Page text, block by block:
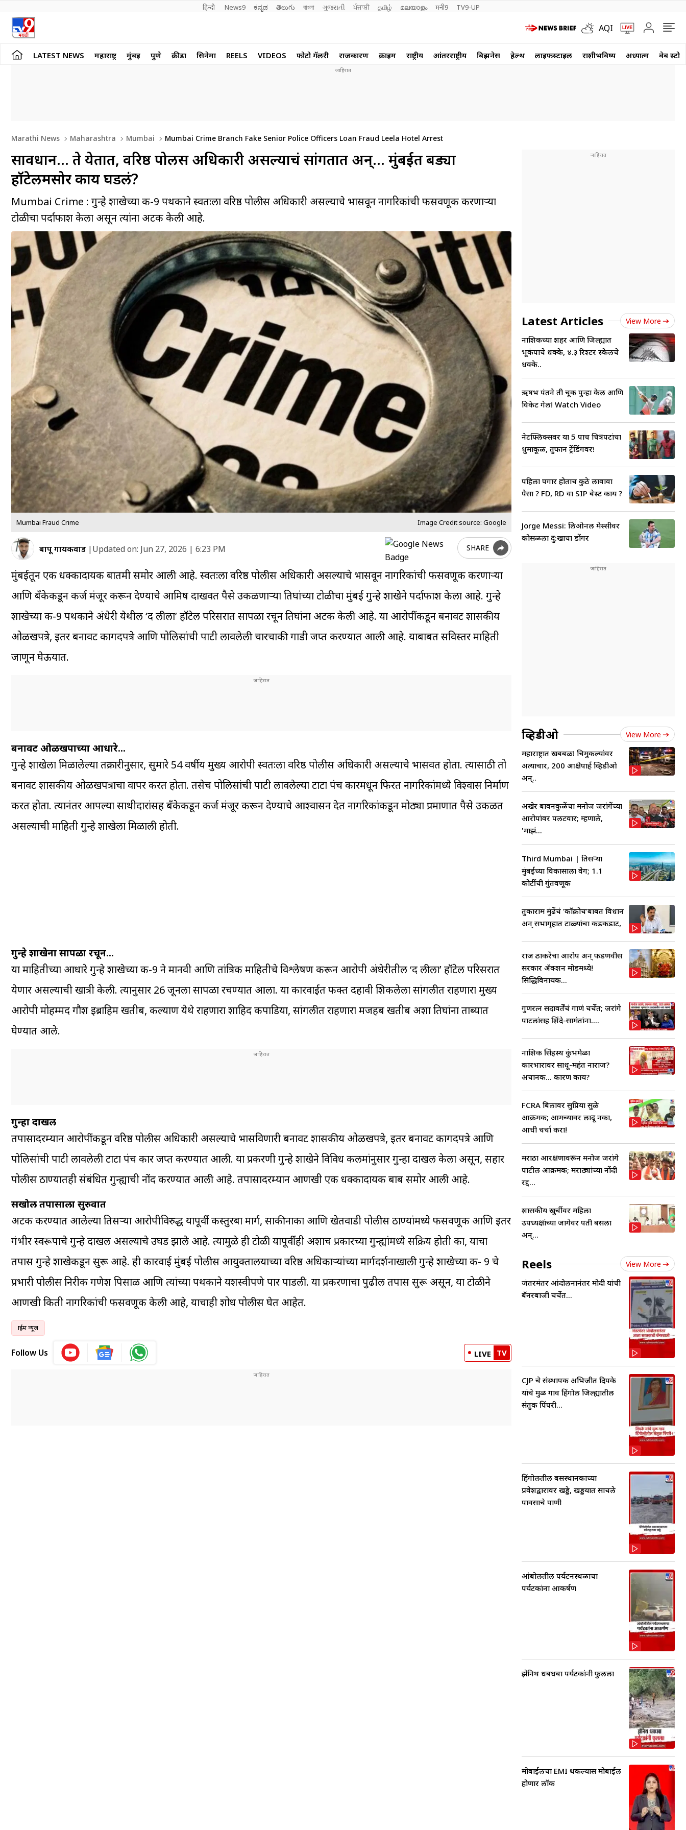
हिन्दी News9 ಕನ್ನಡ తెలుగు বাংলা ગુજરાતી ਪੰਜਾਬੀ தமிழ் മലയാളം मनी9 TV9-UP
AQI
LATEST NEWS महाराष्ट्र मुंबई पुणे क्रीडा सिनेमा REELS VIDEOS फोटो गॅलरी राजकारण क्राईम राष्ट्रीय आंतरराष्ट्रीय बिझनेस हेल्थ लाईफस्टाईल राशीभविष्य अध्यात्म वेब
Marathi News Maharashtra Mumbai Mumbai Crime Branch Fake Senior Police Officers Loan Fraud Leela Hotel Arrest
सावधान… ते येतात, वरिष्ठ पोलीस अधिकारी असल्याचं सांगतात अन्… मुंबईत बड्या
हॉटेलमसोर काय घडलं?
Mumbai Crime : गुन्हे शाखेच्या कक्ष-9 पथकाने स्वतःला वरिष्ठ पोलीस अधिकारी असल्याचे भासवून नागरिकांची फसवणूक करणाऱ्या
टोळीचा पर्दाफाश केला असून त्यांना अटक केली आहे.
Mumbai Fraud Crime Image Credit source: Google
बापू गायकवाड |Updated on: Jun 27, 2026 | 6:23 PM SHARE
मुंबईतून एक धक्कादायक बातमी समोर आली आहे. स्वतःला वरिष्ठ पोलीस अधिकारी असल्याचे भासवून नागरिकांची फसवणूक करणाऱ्या
आणि बँकेकडून कर्ज मंजूर करून देण्याचे आमिष दाखवत पैसे उकळणाऱ्या तिघांच्या टोळीचा मुंबई गुन्हे शाखेने पर्दाफाश केला आहे. गुन्हे
शाखेच्या कक्ष-9 पथकाने अंधेरी येथील ‘द लीला’ हॉटेल परिसरात सापळा रचून तिघांना अटक केली आहे. या आरोपींकडून बनावट शासकीय
ओळखपत्रे, इतर बनावट कागदपत्रे आणि पोलिसांची पाटी लावलेली चारचाकी गाडी जप्त करण्यात आली आहे. याबाबत सविस्तर माहिती
जाणून घेऊयात.
बनावट ओळखपत्राच्या आधारे…
गुन्हे शाखेला मिळालेल्या तक्रारीनुसार, सुमारे 54 वर्षीय मुख्य आरोपी स्वतःला वरिष्ठ पोलीस अधिकारी असल्याचे भासवत होता. त्यासाठी तो
बनावट शासकीय ओळखपत्राचा वापर करत होता. तसेच पोलिसांची पाटी लावलेल्या टाटा पंच कारमधून फिरत नागरिकांमध्ये विश्वास निर्माण
करत होता. त्यानंतर आपल्या साथीदारांसह बँकेकडून कर्ज मंजूर करून देण्याचे आश्वासन देत नागरिकांकडून मोठ्या प्रमाणात पैसे उकळत
असल्याची माहिती गुन्हे शाखेला मिळाली होती.
गुन्हे शाखेना सापळा रचून…
या माहितीच्या आधारे गुन्हे शाखेच्या कक्ष-9 ने मानवी आणि तांत्रिक माहितीचे विश्लेषण करून आरोपी अंधेरीतील ‘द लीला’ हॉटेल परिसरात
येणार असल्याची खात्री केली. त्यानुसार 26 जूनला सापळा रचण्यात आला. या कारवाईत फक्त दहावी शिकलेला सांगलीत राहणारा मुख्य
आरोपी मोहम्मद गौश इब्राहिम खतीब, कल्याण येथे राहणारा शाहिद कपाडिया, सांगलीत राहणारा मजहब खतीब अशा तिघांना ताब्यात
घेण्यात आले.
गुन्हा दाखल
तपासादरम्यान आरोपींकडून वरिष्ठ पोलीस अधिकारी असल्याचे भासविणारी बनावट शासकीय ओळखपत्रे, इतर बनावट कागदपत्रे आणि
पोलिसांची पाटी लावलेली टाटा पंच कार जप्त करण्यात आली. या प्रकरणी गुन्हे शाखेने विविध कलमांनुसार गुन्हा दाखल केला असून, सहार
पोलीस ठाण्यातही संबंधित गुन्ह्याची नोंद करण्यात आली आहे. तपासादरम्यान आणखी एक धक्कादायक बाब समोर आली आहे.
सखोल तपासाला सुरुवात
अटक करण्यात आलेल्या तिसऱ्या आरोपीविरुद्ध यापूर्वी कस्तुरबा मार्ग, साकीनाका आणि खेतवाडी पोलीस ठाण्यांमध्ये फसवणूक आणि इतर
गंभीर स्वरूपाचे गुन्हे दाखल असल्याचे उघड झाले आहे. त्यामुळे ही टोळी यापूर्वीही अशाच प्रकारच्या गुन्ह्यांमध्ये सक्रिय होती का, याचा
तपास गुन्हे शाखेकडून सुरू आहे. ही कारवाई मुंबई पोलीस आयुक्तालयाच्या वरिष्ठ अधिकाऱ्यांच्या मार्गदर्शनाखाली गुन्हे शाखेच्या कक्ष- 9 चे
प्रभारी पोलीस निरीक्षक गणेश पिसाळ आणि त्यांच्या पथकाने यशस्वीपणे पार पाडली. या प्रकरणाचा पुढील तपास सुरू असून, या टोळीने
आणखी किती नागरिकांची फसवणूक केली आहे, याचाही शोध पोलीस घेत आहेत.
क्राईम न्यूज
Follow Us LIVE TV
Latest Articles View More
नाशिकच्या शहर आणि जिल्ह्यात
भूकंपाचे धक्के, ४.३ रिश्टर स्केलचे
धक्के..
ऋषभ पंतने ती चूक पुन्हा केली आणि
विकेट गेली! Watch Video
नेटफ्लिक्सवर या 5 पाच चित्रपटांचा
धुमाकूळ, तुफान ट्रेंडिंगवर!
पहिला पगार होताच कुठे लावावा
पैसा ? FD, RD वा SIP बेस्ट काय ?
Jorge Messi: लिओनल मेस्सीवर
कोसळला दु:खाचा डोंगर
व्हिडीओ View More
महाराष्ट्रात खबबळ! चिमुकल्यांवर
अत्याचार, 200 आक्षेपार्ह व्हिडीओ
अन्..
अखेर बावनकुळेंचा मनोज जरांगेंच्या
आरोपांवर पलटवार; म्हणाले,
'माझं...
Third Mumbai | तिसऱ्या
मुंबईच्या विकासाला वेग; 1.1
कोटींची गुंतवणूक
तुकाराम मुंढेंचं ‘कॉक्रोच’बाबत विधान
अन् सभागृहात टाळ्यांचा कडकडाट,
राज ठाकरेंचा आरोप अन् फडणवीस
सरकार ॲक्शन मोडमध्ये!
सिद्धिविनायक...
गुणरत्न सदावर्तेंचं गाणं चर्चेत; जरांगे
पाटलांसह शिंदे-सामंतांना....
नाशिक सिंहस्थ कुंभमेळा
कारभारावर साधू-महंत नाराज?
अचानक... कारण काय?
FCRA बिलावर सुप्रिया सुळे
आक्रमक; आमच्यावर लादू नका,
आधी चर्चा करा!
मराठा आरक्षणावरून मनोज जरांगे
पाटील आक्रमक; मराठ्यांच्या नोंदी
रद्द...
शासकीय खुर्चीवर महिला
उपध्यक्षांच्या जागेवर पती बसला
अन्...
Reels View More
जंतरमंतर आंदोलनानंतर मोदी यांची
बॅनरबाजी चर्चेत...
CJP चे संस्थापक अभिजीत दिपके
यांचे मुळ गाव हिंगोली जिल्ह्यातील
संतुक पिंपरी...
हिंगोलीतील बसस्थानकाच्या
प्रवेशद्वारावर खड्डे, खड्डयात साचले
पावसाचे पाणी
आंबोलीतील पर्यटनस्थळाचा
पर्यटकांना आकर्षण
झेनिथ धबधबा पर्यटकांनी फुलला
मोबाईलचा EMI थकल्यास मोबाईल
होणार लॉक